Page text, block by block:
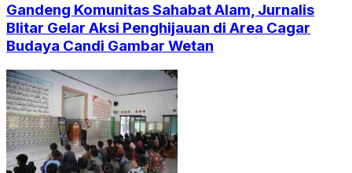
Gandeng Komunitas Sahabat Alam, Jurnalis
Blitar Gelar Aksi Penghijauan di Area Cagar
Budaya Candi Gambar Wetan